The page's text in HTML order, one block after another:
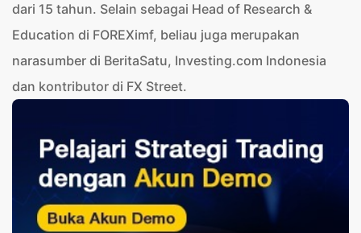
dari 15 tahun. Selain sebagai Head of Research &
Education di FOREXimf, beliau juga merupakan
narasumber di BeritaSatu, Investing.com Indonesia
dan kontributor di FX Street.